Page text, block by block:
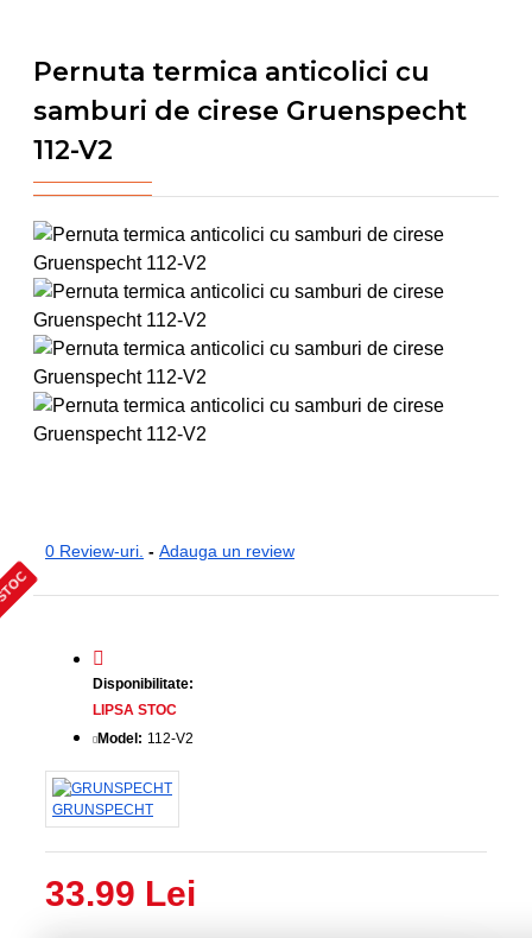
Pernuta termica anticolici cu
samburi de cirese Gruenspecht
112-V2
0 Review-uri. - Adauga un review
33.99 Lei
Disponibilitate:
LIPSA STOC
Model: 112-V2
GRUNSPECHT